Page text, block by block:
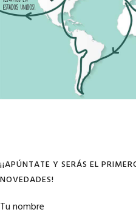
¡¡APÚNTATE Y SERÁS EL
NOVEDADES!
Tu nombre